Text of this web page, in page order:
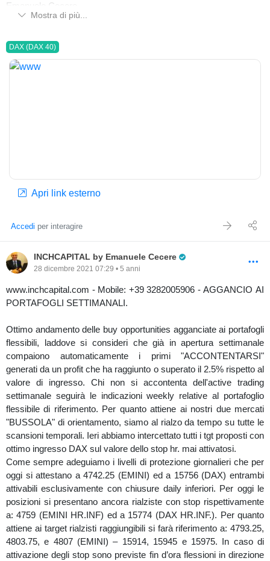
Emanuele Cecere
Mostra di più...
DAX (DAX 40)
Apri link esterno
Accedi per interagire
INCHCAPITAL by Emanuele Cecere
28 dicembre 2021 07:29 • 5 anni
www.inchcapital.com - Mobile: +39 3282005906 - AGGANCIO AI
PORTAFOGLI SETTIMANALI.
Ottimo andamento delle buy opportunities agganciate ai portafogli
flessibili, laddove si consideri che già in apertura settimanale
compaiono automaticamente i primi "ACCONTENTARSI"
generati da un profit che ha raggiunto o superato il 2.5% rispetto al
valore di ingresso. Chi non si accontenta dell'active trading
settimanale seguirà le indicazioni weekly relative al portafoglio
flessibile di riferimento. Per quanto attiene ai nostri due mercati
"BUSSOLA" di orientamento, siamo al rialzo da tempo su tutte le
scansioni temporali. Ieri abbiamo intercettato tutti i tgt proposti con
ottimo ingresso DAX sul valore dello stop hr. mai attivatosi.
Come sempre adeguiamo i livelli di protezione giornalieri che per
oggi si attestano a 4742.25 (EMINI) ed a 15756 (DAX) entrambi
attivabili esclusivamente con chiusure daily inferiori. Per oggi le
posizioni si presentano ancora rialziste con stop rispettivamente
a: 4759 (EMINI HR.INF) ed a 15774 (DAX HR.INF.). Per quanto
attiene ai target rialzisti raggiungibili si farà riferimento a: 4793.25,
4803.75, e 4807 (EMINI) – 15914, 15945 e 15975. In caso di
attivazione degli stop sono previste fin d’ora flessioni in direzione